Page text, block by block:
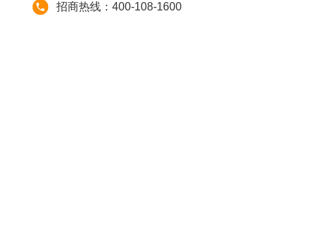
招商热线：400-108-1600